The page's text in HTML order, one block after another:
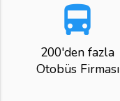
directions_bus
200'den fazla
Otobüs Firması